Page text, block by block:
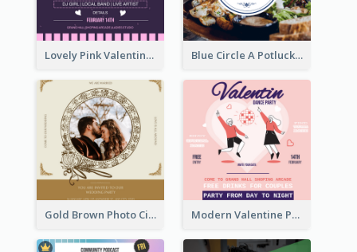
Lovely Pink Valentine Celebration Invitation Design Ideas Blue Circle A Potluck Party Invitation
Gold Brown Photo Circle Wedding Invitation Modern Valentine Party Pink Invitation Design Templates